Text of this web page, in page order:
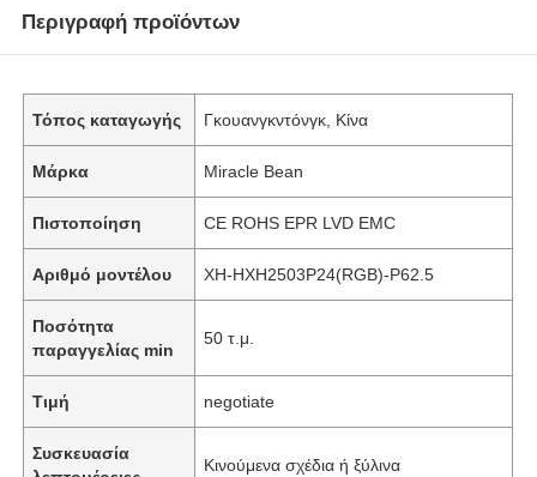
Περιγραφή προϊόντων
Τόπος καταγωγής Γκουανγκντόνγκ, Κίνα
Μάρκα Miracle Bean
Πιστοποίηση CE ROHS EPR LVD EMC
Αριθμό μοντέλου XH-HXH2503P24(RGB)-P62.5
Ποσότητα
παραγγελίας min
50 τ.μ.
Τιμή negotiate
Συσκευασία
Κινούμενα σχέδια ή ξύλινα